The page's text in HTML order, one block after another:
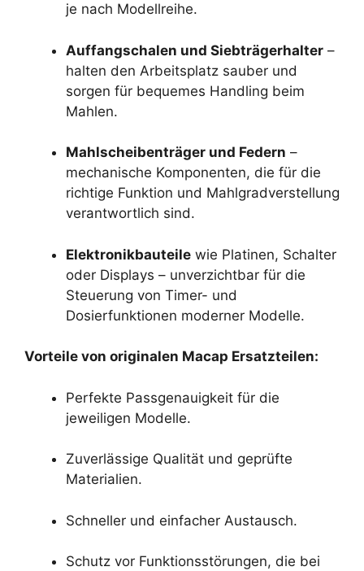
je nach Modellreihe.
Auffangschalen und Siebträgerhalter –
halten den Arbeitsplatz sauber und
sorgen für bequemes Handling beim
Mahlen.
Mahlscheibenträger und Federn –
mechanische Komponenten, die für die
richtige Funktion und Mahlgradverstellung
verantwortlich sind.
Elektronikbauteile wie Platinen, Schalter
oder Displays – unverzichtbar für die
Steuerung von Timer- und
Dosierfunktionen moderner Modelle.
Vorteile von originalen Macap Ersatzteilen:
Perfekte Passgenauigkeit für die
jeweiligen Modelle.
Zuverlässige Qualität und geprüfte
Materialien.
Schneller und einfacher Austausch.
Schutz vor Funktionsstörungen, die bei